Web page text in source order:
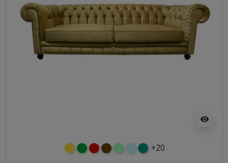
visibility
żółtyzielonyczerwony
czekoladowy
miętowybłękitny
turkusowy
+20